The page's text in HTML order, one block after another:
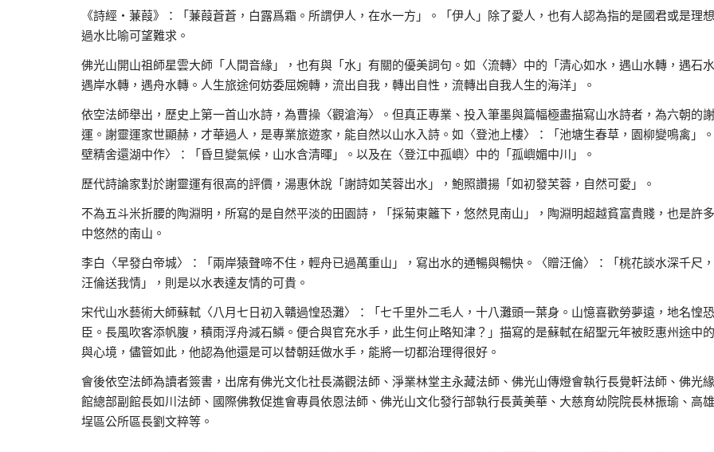
《詩經‧蒹葭》：「蒹葭蒼蒼，白露爲霜。所謂伊人，在水一方」。「伊人」除了愛人，也有人認為指的是國君或是理
過水比喻可望難求。
佛光山開山祖師星雲大師「人間音緣」，也有與「水」有關的優美詞句。如〈流轉〉中的「清心如水，遇山水轉，遇石水
遇岸水轉，遇舟水轉。人生旅途何妨委屈婉轉，流出自我，轉出自性，流轉出自我人生的海洋」。
依空法師舉出，歷史上第一首山水詩，為曹操〈觀滄海〉。但真正專業、投入筆墨與篇幅極盡描寫山水詩者，為六朝的
運。謝靈運家世顯赫，才華過人，是專業旅遊家，能自然以山水入詩。如〈登池上樓〉：「池塘生春草，園柳變鳴禽」
壁精舍還湖中作〉：「昏旦變氣候，山水含清暉」。以及在〈登江中孤嶼〉中的「孤嶼媚中川」。
歷代詩論家對於謝靈運有很高的評價，湯惠休說「謝詩如芙蓉出水」，鮑照讚揚「如初發芙蓉，自然可愛」。
不為五斗米折腰的陶淵明，所寫的是自然平淡的田園詩，「採菊東籬下，悠然見南山」，陶淵明超越貧富貴賤，也是許
中悠然的南山。
李白〈早發白帝城〉：「兩岸猿聲啼不住，輕舟已過萬重山」，寫出水的通暢與暢快。〈贈汪倫〉：「桃花談水深千尺
汪倫送我情」，則是以水表達友情的可貴。
宋代山水藝術大師蘇軾〈八月七日初入贛過惶恐灘〉：「七千里外二毛人，十八灘頭一葉身。山憶喜歡勞夢遠，地名惶
臣。長風吹客添帆腹，積雨浮舟減石鱗。便合與官充水手，此生何止略知津？」描寫的是蘇軾在紹聖元年被貶惠州途中
與心境，儘管如此，他認為他還是可以替朝廷做水手，能將一切都治理得很好。
會後依空法師為讀者簽書，出席有佛光文化社長滿觀法師、淨業林堂主永藏法師、佛光山傳燈會執行長覺軒法師、佛光
館總部副館長如川法師、國際佛教促進會專員依恩法師、佛光山文化發行部執行長黃美華、大慈育幼院院長林振瑜、高
埕區公所區長劉文粹等。